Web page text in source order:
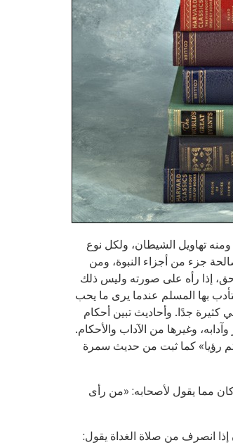
تهاويل الشيطان، ولكل نوع
جزء من أجزاء النبوة، ومن
إذا رأه على صورته وليس ذلك
بها المسلم عندما يرى ما يحب
كثيرة جدًا. وأحاديث تبين أحكام
وغيرها من الآداب والأحكام.
رؤيا» كما ثبت من حديث سمرة
مما يقول لأصحابه: «من رأى
انصرف من صلاة الغداة يقول: